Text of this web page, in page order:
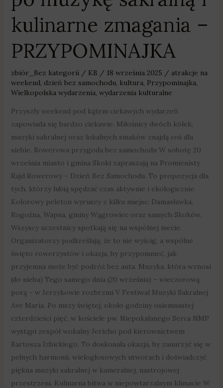
kulinarne zmagania –
PRZYPOMINAJKA
zbiór_Bez kategorii/ KB / 18 września 2025 / atrakcje na
weekend, dzień bez samochodu, kultura, Przypominajka,
Wielkopolska wydarzenia, wydarzenia kulturalne
Przyszły weekend pod kątem ciekawych wydarzeń
zapowiada się bardzo ciekawie. Miłośnicy dwóch kółek,
muzyki sakralnej oraz lokalnych smaków znajdą coś dla
siebie. Rowerowa przygoda bez samochodu W sobotę 20
września miasto i gmina Skoki zapraszają na Promienisty
Rajd Rowerowy – Dzień Bez Samochodu. To propozycja dla
tych, którzy lubią spędzać czas aktywnie i ekologicznie.
Kolorowy peleton wyruszy z kilku miejsc: Damasławka,
Rogoźna, Wapna, gminy Wągrowiec oraz samych Skoków.
Wszyscy uczestnicy spotkają się na wspólnej mecie.
Organizatorzy podkreślają, że to nie wyścig, a wspólne
święto rowerzystów i okazja, by przypomnieć, jak
przyjemna może być podróż bez auta. Muzyka, która wznosi
(do nieba) Tego samego dnia (20 września) – wieczorową
porą – w Jerzykowie rozbrzmi V Festiwal Muzyki Sakralnej
Ave Maria. Po mszy świętej, około godziny osiemnastej
czterdzieści pięć, w kościele pw. Niepokalanego Serca NMP
wystąpi zespół wokalny Jericho pod kierownictwem
Bartosza Izbickiego. To doskonała okazja, by zanurzyć się w
pełnych harmonii, wielogłosowych utworach i doświadczyć
piękna muzyki sakralnej w kameralnej, nastrojowej
przestrzeni. Kulinarna bitwa w niepowtarzalnym klimacie W